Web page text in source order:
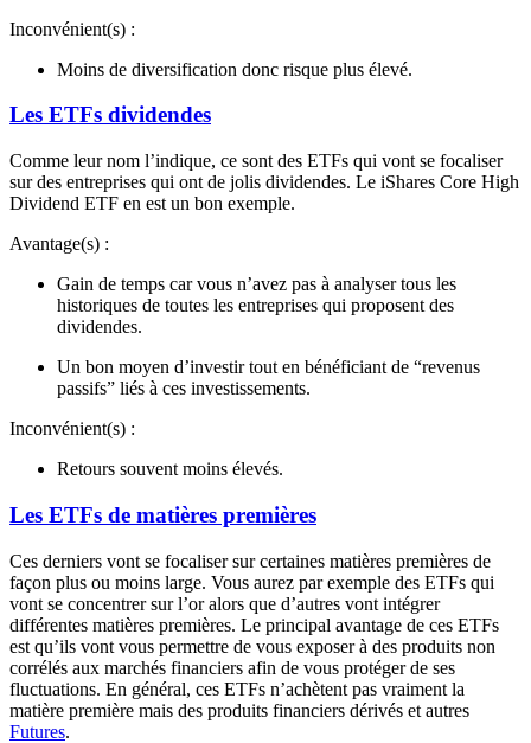
Inconvénient(s) :
Moins de diversification donc risque plus élevé.
Les ETFs dividendes
Comme leur nom l’indique, ce sont des ETFs qui vont se focaliser
sur des entreprises qui ont de jolis dividendes. Le iShares Core High
Dividend ETF en est un bon exemple.
Avantage(s) :
Gain de temps car vous n’avez pas à analyser tous les
historiques de toutes les entreprises qui proposent des
dividendes.
Un bon moyen d’investir tout en bénéficiant de “revenus
passifs” liés à ces investissements.
Inconvénient(s) :
Retours souvent moins élevés.
Les ETFs de matières premières
Ces derniers vont se focaliser sur certaines matières premières de
façon plus ou moins large. Vous aurez par exemple des ETFs qui
vont se concentrer sur l’or alors que d’autres vont intégrer
différentes matières premières. Le principal avantage de ces ETFs
est qu’ils vont vous permettre de vous exposer à des produits non
corrélés aux marchés financiers afin de vous protéger de ses
fluctuations. En général, ces ETFs n’achètent pas vraiment la
matière première mais des produits financiers dérivés et autres
Futures.